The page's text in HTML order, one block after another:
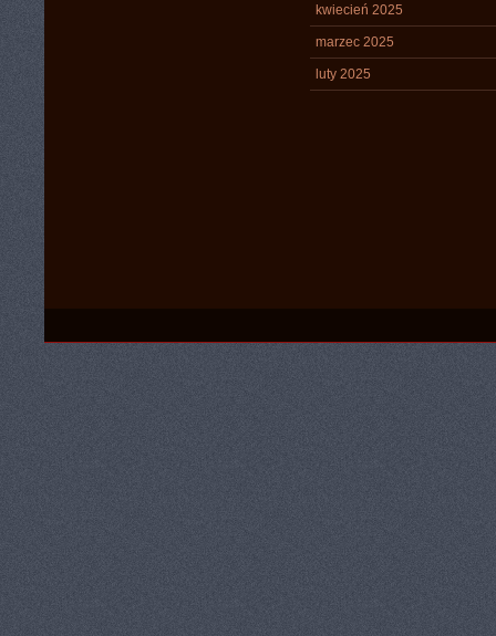
kwiecień 2025
marzec 2025
luty 2025